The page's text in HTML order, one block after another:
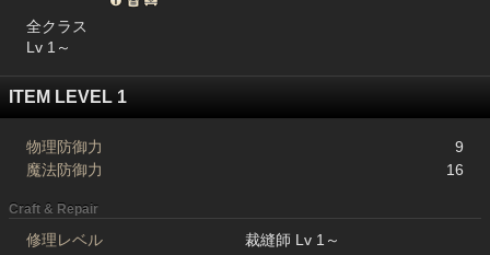
全クラス
Lv 1～
ITEM LEVEL 1
物理防御力
9
魔法防御力
16
Craft & Repair
修理レベル
裁縫師 Lv 1～